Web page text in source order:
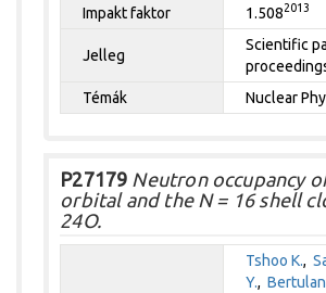
Impakt faktor
1.5082013
Jelleg
Scientific
Témák
Nuclear
P27179 Neutron occupancy
orbital and the N = 16 shell
24O.
Tshoo K.,
Y.,